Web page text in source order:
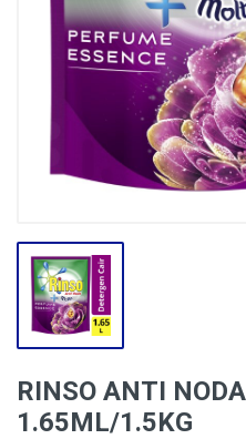
RINSO ANTI
1.65ML/1.5KG